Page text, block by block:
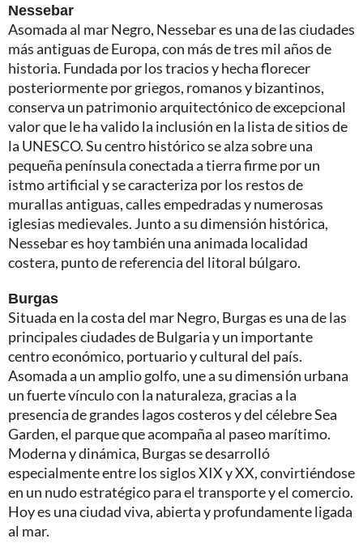
Nessebar
Asomada al mar Negro, Nessebar es una de las ciudades
más antiguas de Europa, con más de tres mil años de
historia. Fundada por los tracios y hecha florecer
posteriormente por griegos, romanos y bizantinos,
conserva un patrimonio arquitectónico de excepcional
valor que le ha valido la inclusión en la lista de sitios de
la UNESCO. Su centro histórico se alza sobre una
pequeña península conectada a tierra firme por un
istmo artificial y se caracteriza por los restos de
murallas antiguas, calles empedradas y numerosas
iglesias medievales. Junto a su dimensión histórica,
Nessebar es hoy también una animada localidad
costera, punto de referencia del litoral búlgaro.
Burgas
Situada en la costa del mar Negro, Burgas es una de las
principales ciudades de Bulgaria y un importante
centro económico, portuario y cultural del país.
Asomada a un amplio golfo, une a su dimensión urbana
un fuerte vínculo con la naturaleza, gracias a la
presencia de grandes lagos costeros y del célebre Sea
Garden, el parque que acompaña al paseo marítimo.
Moderna y dinámica, Burgas se desarrolló
especialmente entre los siglos XIX y XX, convirtiéndose
en un nudo estratégico para el transporte y el comercio.
Hoy es una ciudad viva, abierta y profundamente ligada
al mar.